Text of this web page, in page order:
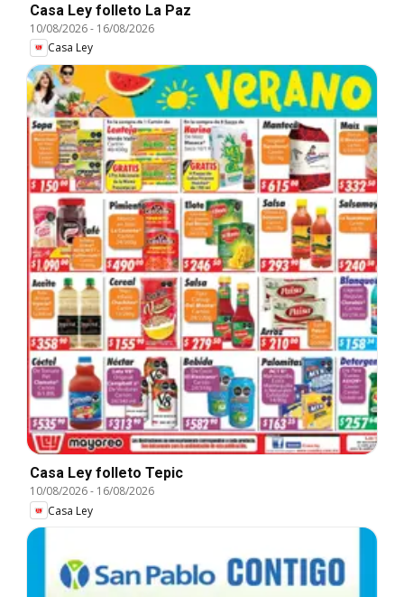
Casa Ley folleto La Paz
10/08/2026- 16/08/2026
Casa Ley
Casa Ley folleto Tepic
10/08/2026- 16/08/2026
Casa Ley